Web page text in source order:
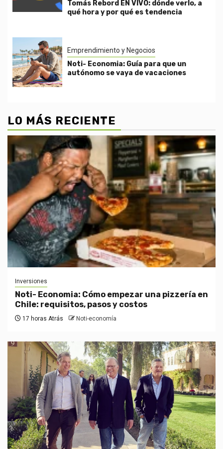
Tomás Rebord EN VIVO: dónde verlo, a
qué hora y por qué es tendencia
Emprendimiento y Negocios
Noti- Economia: Guía para que un
autónomo se vaya de vacaciones
LO MÁS RECIENTE
Inversiones
Noti- Economia: Cómo empezar una pizzería en
Chile: requisitos, pasos y costos
17 horas Atrás Noti-economía